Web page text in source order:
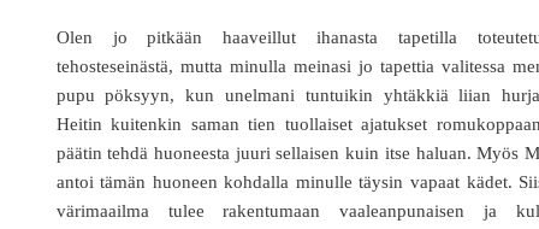
Olen jo pitkään haaveillut ihanasta tapetilla
tehosteseinästä, mutta minulla meinasi jo tapettia valitessa
pupu pöksyyn, kun unelmani tuntuikin yhtäkkiä liian
Heitin kuitenkin saman tien tuollaiset ajatukset
päätin tehdä huoneesta juuri sellaisen kuin itse haluan. Myös
antoi tämän huoneen kohdalla minulle täysin vapaat kädet.
värimaailma tulee rakentumaan vaaleanpunaisen ja